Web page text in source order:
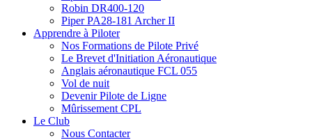
Robin DR400-120
Piper PA28-181 Archer II
Apprendre à Piloter
Nos Formations de Pilote Privé
Le Brevet d'Initiation Aéronautique
Anglais aéronautique FCL 055
Vol de nuit
Devenir Pilote de Ligne
Mûrissement CPL
Le Club
Nous Contacter